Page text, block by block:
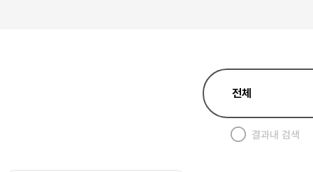
결과내 검색